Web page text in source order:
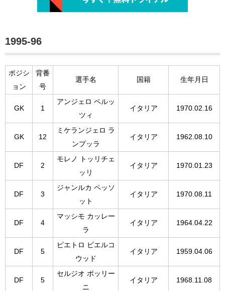
1995-96
ポジシ
ョン
背番
号
選手名 国籍 生年月日
GK 1
アンジェロ ペルッ
ツィ
イタリア 1970.02.16
GK 12
ミケランジェロ ラ
ンプッラ
イタリア 1962.08.10
DF 2
モレノ トッリチェ
ッリ
イタリア 1970.01.23
DF 3
ジャンルカ ペッソ
ット
イタリア 1970.08.11
DF 4
マッシモ カッレー
ラ
イタリア 1964.04.22
DF 5
ピエトロ ビエルコ
ウッド
イタリア 1959.04.06
DF 5
セルジオ ポッリー
ニ
イタリア 1968.11.08